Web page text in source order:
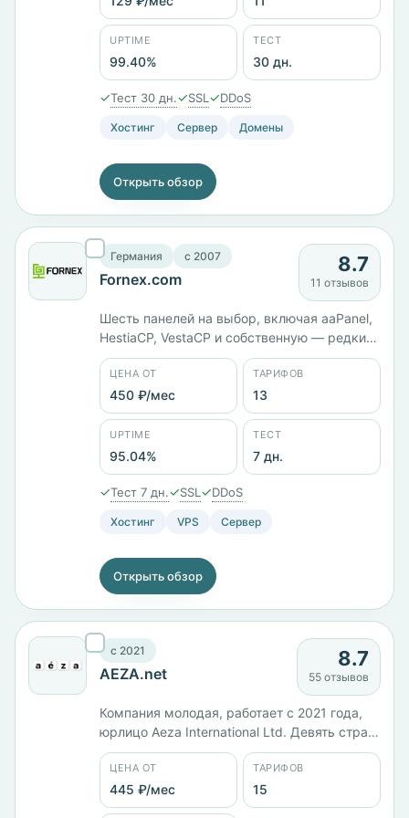
панели — DirectAdmin и собственная.
Тестовый период 30 дней, заявленный
uptime 99,40%. С 2005 года.
UPTIME
99.40%
ТЕСТ
30 дн.
✓Тест 30 дн.✓SSL ✓DDoS
Хостинг Сервер Домены
Открыть обзор
Германия c 2007
Fornex.com
8.7
11 отзывов
Шесть панелей на выбор, включая aaPanel,
HestiaCP, VestaCP и собственную — редкий
разброс. Работает с 2007 года, юрлицо
российское, ИП Лавков. Площадки в
восьми странах, 13 тарифов от 450 ₽/мес,
есть отдельная линейка VPS на ARM.
Тестовый период 7 дней, предусмотрен
возврат средств. Заявленный uptime —
95,04%.
ЦЕНА ОТ
450 ₽/мес
ТАРИФОВ
13
UPTIME
95.04%
ТЕСТ
7 дн.
✓Тест 7 дн.✓SSL ✓DDoS
Хостинг VPS Сервер
Открыть обзор
c 2021
AEZA.net
8.7
55 отзывов
Компания молодая, работает с 2021 года,
юрлицо Aeza International Ltd. Девять стран
размещения: Россия, Германия,
Нидерланды, Финляндия, Франция, Швеция,
Австрия, Великобритания и США.
Пятнадцать тарифов от 444 ₽/мес, панель
ЦЕНА ОТ
445 ₽/мес
ТАРИФОВ
15